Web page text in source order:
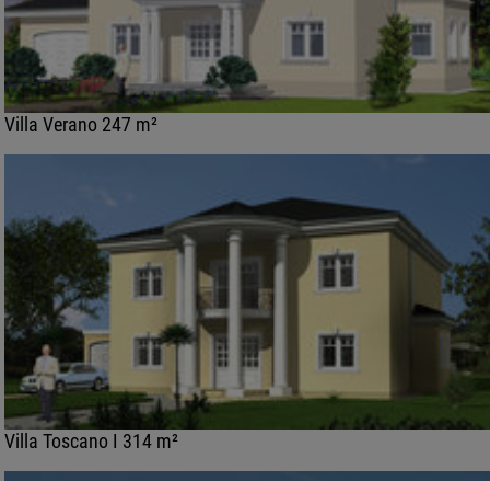
Villa Verano 247 m²
Villa Toscano I 314 m²